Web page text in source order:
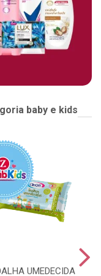
baby e kids
UMEDECIDA